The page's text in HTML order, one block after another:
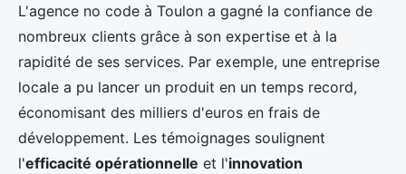
L'agence no code à Toulon a gagné la confiance de
nombreux clients grâce à son expertise et à la
rapidité de ses services. Par exemple, une entreprise
locale a pu lancer un produit en un temps record,
économisant des milliers d'euros en frais de
développement. Les témoignages soulignent
l'efficacité opérationnelle et l'innovation